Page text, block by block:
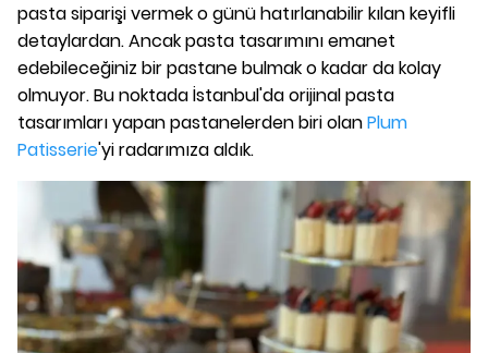
pasta siparişi vermek o günü hatırlanabilir kılan keyifli
detaylardan. Ancak pasta tasarımını emanet
edebileceğiniz bir pastane bulmak o kadar da kolay
olmuyor. Bu noktada İstanbul'da orijinal pasta
tasarımları yapan pastanelerden biri olanPlum
Patisserie'yi radarımıza aldık.